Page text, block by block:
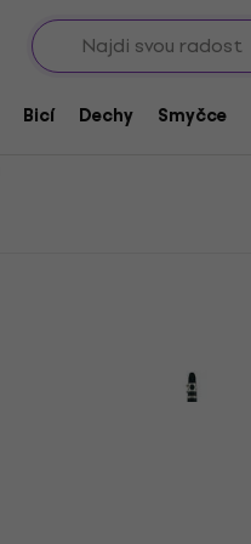
Bicí Dechy Smyčce